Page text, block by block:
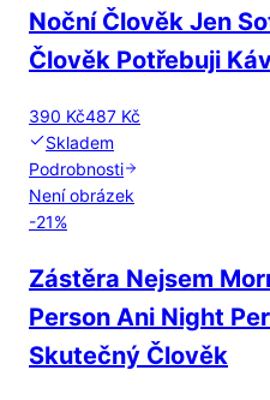
Noční Člověk Jen
Člověk Potřebuji
390 Kč487 Kč
Skladem
Podrobnosti
Není obrázek
-21%
Zástěra Nejsem
Person Ani Night
Skutečný Člověk